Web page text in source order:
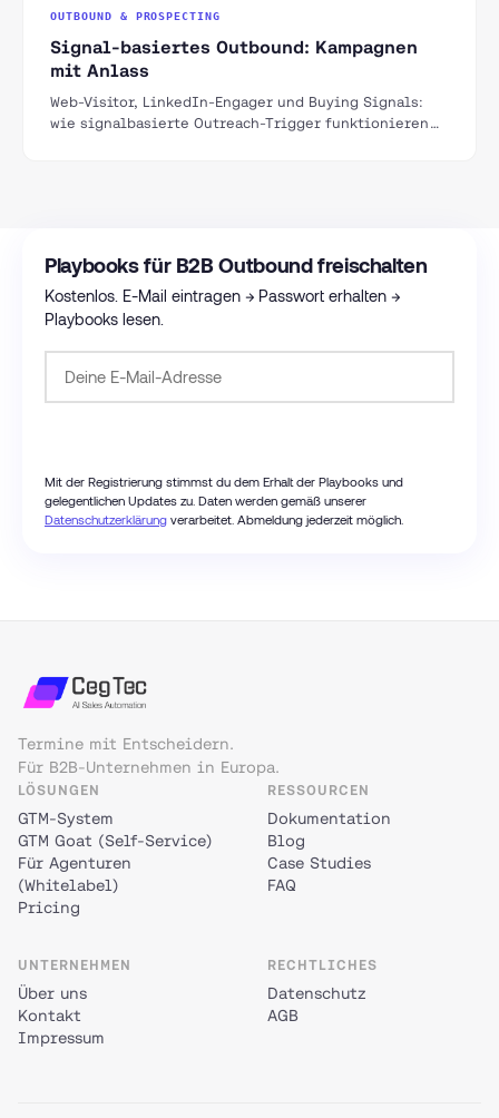
OUTBOUND & PROSPECTING
Signal-basiertes Outbound: Kampagnen
mit Anlass
Web-Visitor, LinkedIn-Engager und Buying Signals:
wie signalbasierte Outreach-Trigger funktionieren
Playbooks für B2B Outbound freischalten
Kostenlos. E-Mail eintragen → Passwort erhalten →
Playbooks lesen.
Mit der Registrierung stimmst du dem Erhalt der Playbooks und
gelegentlichen Updates zu. Daten werden gemäß unserer
Datenschutzerklärung verarbeitet. Abmeldung jederzeit möglich.
Termine mit Entscheidern.
Für B2B-Unternehmen in Europa.
LÖSUNGEN
GTM-System
GTM Goat (Self-Service)
Für Agenturen
(Whitelabel)
Pricing
RESSOURCEN
Dokumentation
Blog
Case Studies
FAQ
UNTERNEHMEN
Über uns
Kontakt
Impressum
RECHTLICHES
Datenschutz
AGB